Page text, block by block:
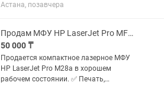
состоянии. ✅ Печатает отлично ✅
Астана, позавчера
Продам МФУ HP LaserJet Pro MFP M28a (принтер / сканер / копир)
50 000 ₸
Продается компактное лазерное МФУ
HP LaserJet Pro M28a в хорошем
рабочем состоянии. ✅ Печать,